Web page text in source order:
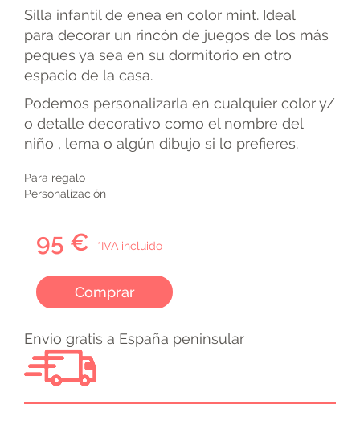
Silla infantil de enea en color mint. Ideal
para decorar un rincón de juegos de los más
peques ya sea en su dormitorio en otro
espacio de la casa.
Podemos personalizarla en cualquier color y/
o detalle decorativo como el nombre del
niño , lema o algún dibujo si lo prefieres.
Para regalo
Personalización
95 € *IVA incluido
Comprar
Envio gratis a España peninsular